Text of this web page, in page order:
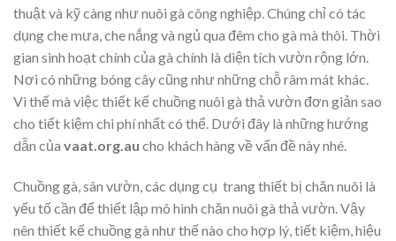
thuật và kỹ càng như nuôi gà công nghiệp. Chúng chỉ có tác
dụng che mưa, che nắng và ngủ qua đêm cho gà mà thôi. Thời
gian sinh hoạt chính của gà chính là diện tích vườn rộng lớn.
Nơi có những bóng cây cũng như những chỗ râm mát khác.
Vì thế mà việc thiết kế chuồng nuôi gà thả vườn đơn giản sao
cho tiết kiệm chi phí nhất có thể. Dưới đây là những hướng
dẫn của vaat.org.au cho khách hàng về vấn đề này nhé.
Chuồng gà, sân vườn, các dụng cụ trang thiết bị chăn nuôi là
yếu tố cần để thiết lập mô hình chăn nuôi gà thả vườn. Vậy
nên thiết kế chuồng gà như thế nào cho hợp lý, tiết kiệm, hiệu